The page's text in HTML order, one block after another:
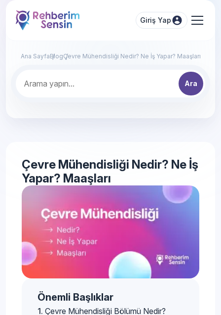
Giriş Yap
Ana SayfaBlogÇevre Mühendisliği Nedir? Ne İş Yapar? Maaşları
Ara
Çevre Mühendisliği Nedir? Ne İş
Yapar? Maaşları
Önemli Başlıklar
Çevre Mühendisliği Bölümü Nedir?